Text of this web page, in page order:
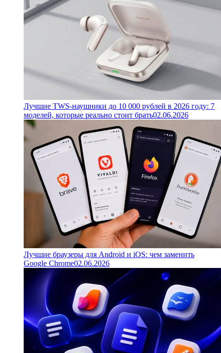
Лучшие TWS-наушники до 10 000 рублей в 2026 году: 7
моделей, которые реально стоит брать02.06.2026
Лучшие браузеры для Android и iOS: чем заменить
Google Chrome02.06.2026